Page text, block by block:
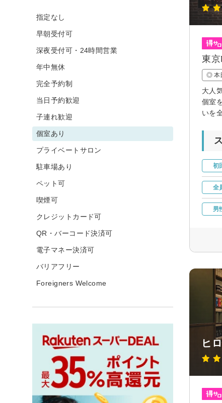
東
◎ 本
大人
個室
いを
初
全
男
ヒ
指定なし
早朝受付可
深夜受付可・24時間営業
年中無休
完全予約制
当日予約歓迎
子連れ歓迎
個室あり
プライベートサロン
駐車場あり
ペット可
喫煙可
クレジットカード可
QR・バーコード決済可
電子マネー決済可
バリアフリー
Foreigners Welcome